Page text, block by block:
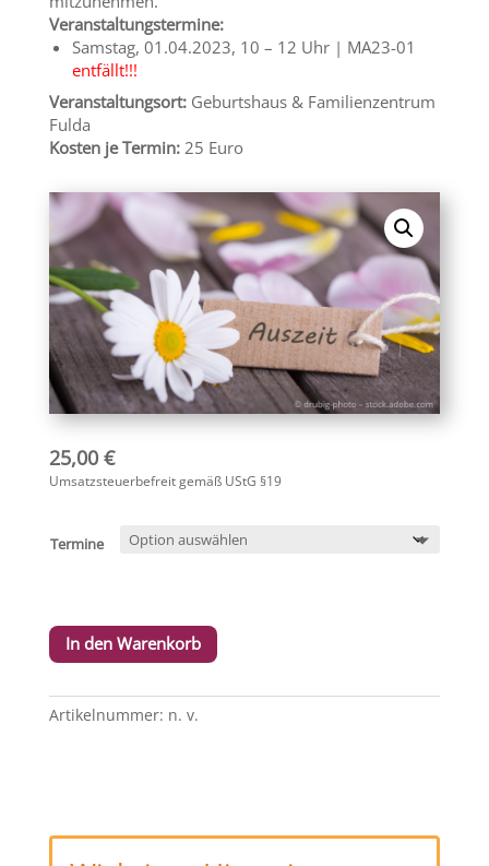
Veranstaltungstermine:
Samstag, 01.04.2023, 10 – 12 Uhr | MA23-01
entfällt!!!
Veranstaltungsort:Geburtshaus & Familienzentrum
Fulda
Kosten je Termin:25 Euro
25,00 €
Umsatzsteuerbefreit gemäß UStG §19
Termine
In den Warenkorb
Artikelnummer: n. v.